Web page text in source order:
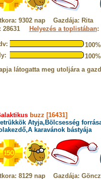
9302 nap Gazdája: Rita
28631 Helyezés a toplistában:
100%
100%
látogatta meg utoljára a
buzz [16431]
Atyja,Bölcsesség
karavánok bástyája
8129 nap Gazdája: